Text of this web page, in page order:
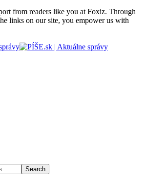
from readers like you at Foxiz. Through
links on our site, you empower us with